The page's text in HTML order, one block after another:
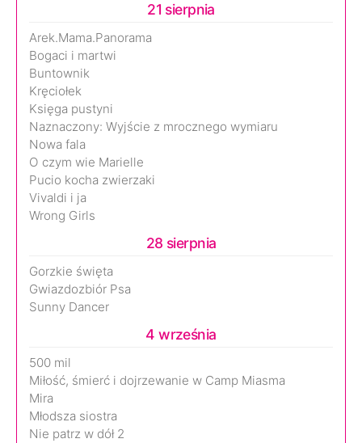
21 sierpnia
Arek.Mama.Panorama
Bogaci i martwi
Buntownik
Kręciołek
Księga pustyni
Naznaczony: Wyjście z mrocznego wymiaru
Nowa fala
O czym wie Marielle
Pucio kocha zwierzaki
Vivaldi i ja
Wrong Girls
28 sierpnia
Gorzkie święta
Gwiazdozbiór Psa
Sunny Dancer
4 września
500 mil
Miłość, śmierć i dojrzewanie w Camp Miasma
Mira
Młodsza siostra
Nie patrz w dół 2